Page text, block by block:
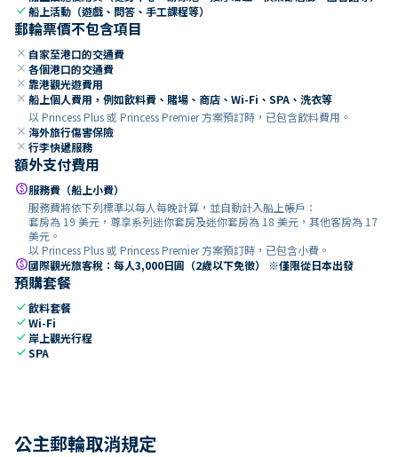
check船上活動（遊戲、問答、手工課程等）
郵輪票價不包含項目
close 自家至港口的交通費
close 各個港口的交通費
close 靠港觀光遊費用
close 船上個人費用，例如飲料費、賭場、商店、Wi-Fi、SPA、洗衣等
以 Princess Plus 或 Princess Premier 方案預訂時，已包含飲料費用。
close 海外旅行傷害保險
close 行李快遞服務
額外支付費用
paid服務費（船上小費）
服務費將依下列標準以每人每晚計算，並自動計入船上帳戶：
套房為 19 美元，尊享系列迷你套房及迷你套房為 18 美元，其他客房為 17
美元。
以 Princess Plus 或 Princess Premier 方案預訂時，已包含小費。
paid國際觀光旅客稅：每人3,000日圓（2歲以下免徵） ※僅限從日本出發
預購套餐
check飲料套餐
checkWi-Fi
check 岸上觀光行程
checkSPA
公主郵輪取消規定